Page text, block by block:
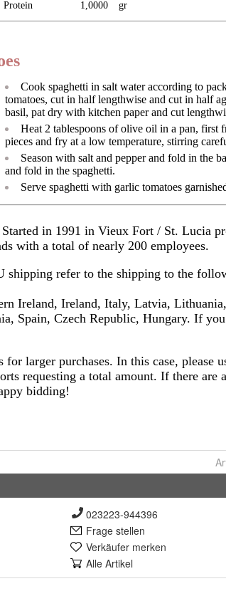
023223-944396
Frage stellen
Verkäufer merken
Alle Artikel